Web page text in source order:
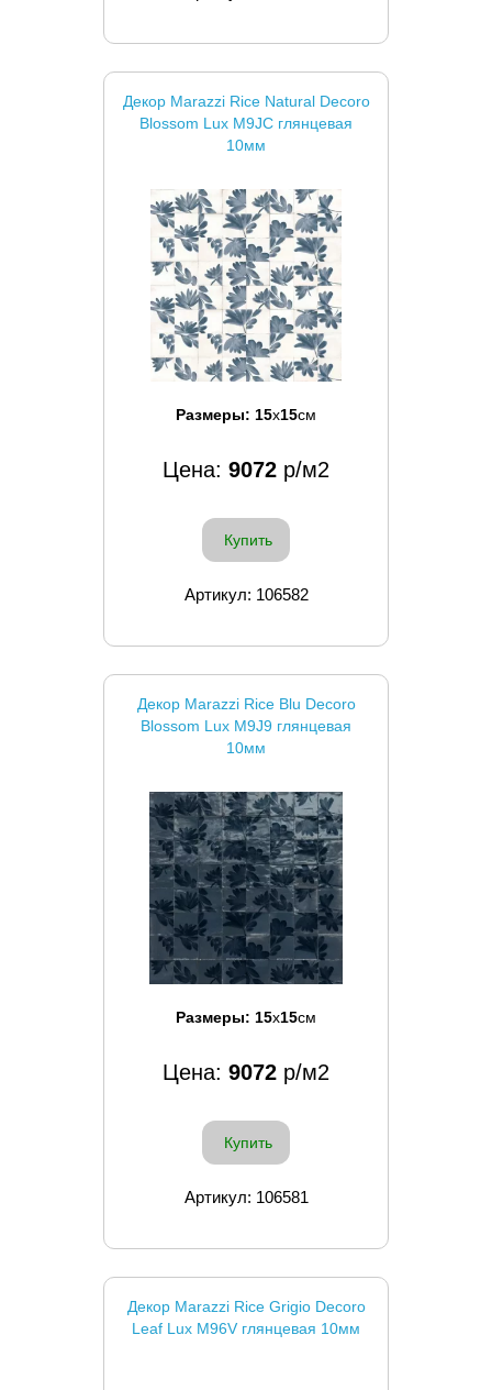
Декор Marazzi Rice Natural Decoro
Blossom Lux M9JC глянцевая
10мм
Размеры: 15x15см
Цена: 9072 р/м2
Купить
Артикул: 106582
Декор Marazzi Rice Blu Decoro
Blossom Lux M9J9 глянцевая
10мм
Размеры: 15x15см
Цена: 9072 р/м2
Купить
Артикул: 106581
Декор Marazzi Rice Grigio Decoro
Leaf Lux M96V глянцевая 10мм